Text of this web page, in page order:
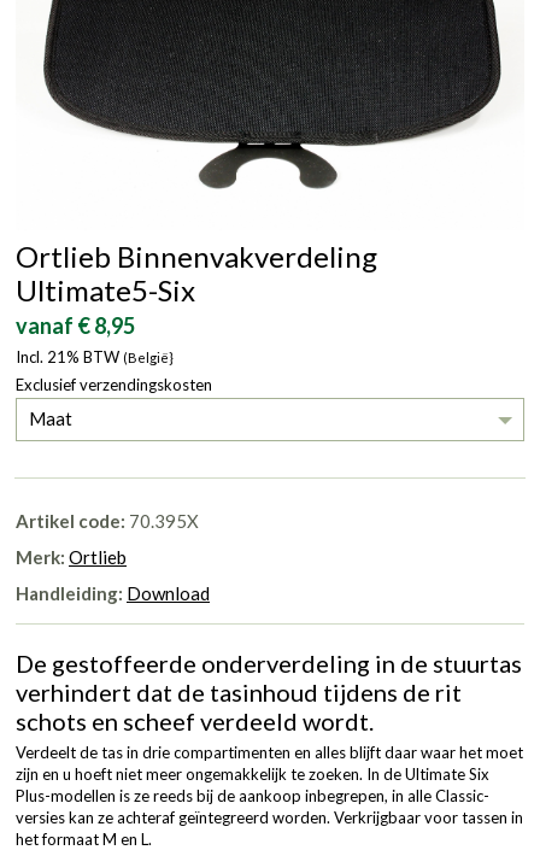
Ortlieb Binnenvakverdeling
Ultimate5-Six
vanaf € 8,95
Incl. 21% BTW (België}
Exclusief verzendingskosten
Maat
Artikel code: 70.395X
Merk: Ortlieb
Handleiding: Download
De gestoffeerde onderverdeling in de stuurtas
verhindert dat de tasinhoud tijdens de rit
schots en scheef verdeeld wordt.
Verdeelt de tas in drie compartimenten en alles blijft daar waar het moet
zijn en u hoeft niet meer ongemakkelijk te zoeken. In de Ultimate Six
Plus-modellen is ze reeds bij de aankoop inbegrepen, in alle Classic-
versies kan ze achteraf geïntegreerd worden. Verkrijgbaar voor tassen in
het formaat M en L.